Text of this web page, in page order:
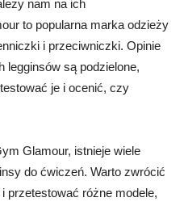
nam na ich
to popularna marka odzieży
i przeciwniczki. Opinie
legginsów są podzielone,
je i ocenić, czy
Glamour, istnieje wiele
do ćwiczeń. Warto zwrócić
przetestować różne modele,